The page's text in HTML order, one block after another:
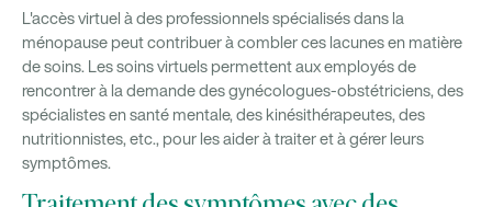
L'accès virtuel à des professionnels spécialisés dans la
ménopause peut contribuer à combler ces lacunes en matière
de soins. Les soins virtuels permettent aux employés de
rencontrer à la demande des gynécologues-obstétriciens, des
spécialistes en santé mentale, des kinésithérapeutes, des
nutritionnistes, etc., pour les aider à traiter et à gérer leurs
symptômes.